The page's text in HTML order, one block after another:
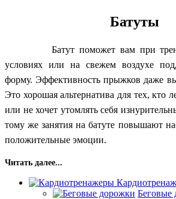
Батуты
Батут поможет вам при
условиях или на свежем воздухе
форму. Эффективность прыжков даже
Это хорошая альтернатива для тех, кто
или не хочет утомлять себя
тому же занятия на батуте повышают
положительные эмоции.
Читать далее...
Беговые